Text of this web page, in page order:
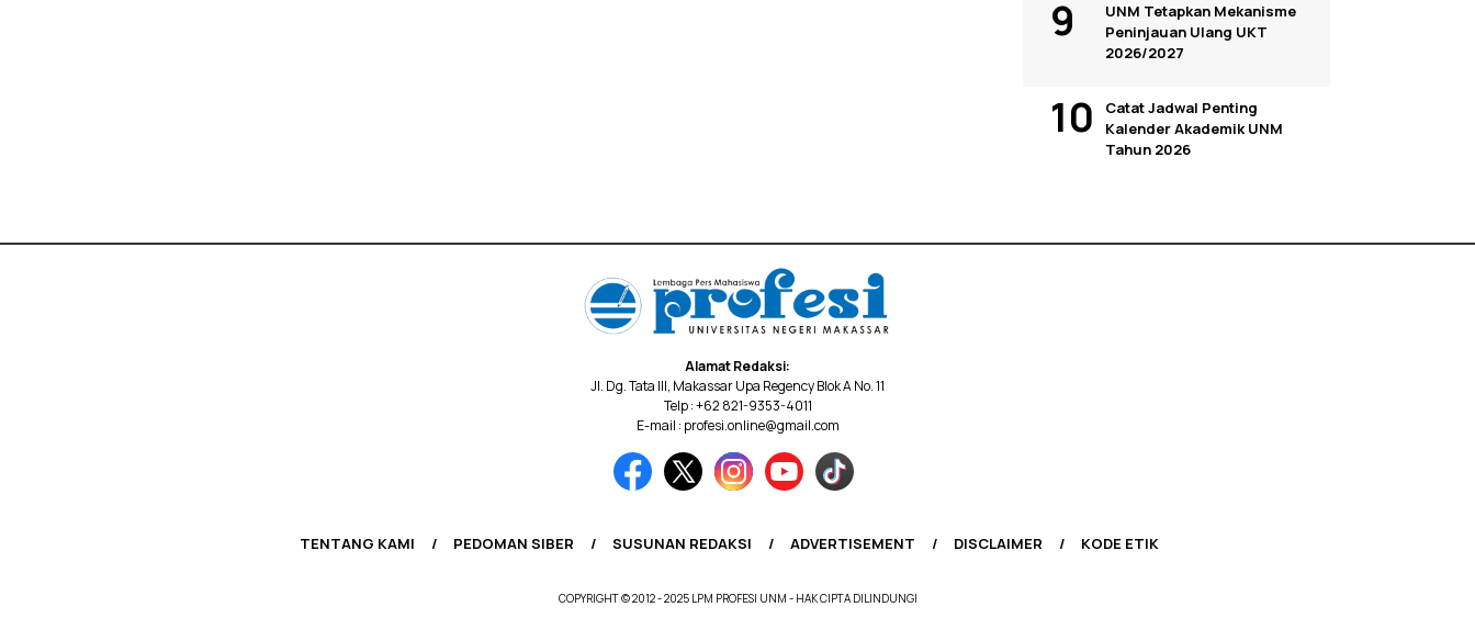
UNM Tetapkan Mekanisme
Peninjauan Ulang UKT
2026/2027
Catat Jadwal Penting
Kalender Akademik UNM
Tahun 2026
Alamat Redaksi:
Jl. Dg. Tata III, Makassar Upa Regency Blok A No. 11
Telp : +62 821-9353-4011
E-mail : profesi.online@gmail.com
TENTANG KAMI PEDOMAN SIBER SUSUNAN REDAKSI ADVERTISEMENT DISCLAIMER KODE ETIK
COPYRIGHT © 2012 - 2025 LPM PROFESI UNM - HAK CIPTA DILINDUNGI